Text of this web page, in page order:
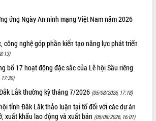
ứng Ngày An ninh mạng Việt Nam năm 2026
công nghệ góp phần kiến tạo năng lực phát triển
bố 17 hoạt động đặc sắc của Lễ hội Sầu riêng
Lắk thường kỳ tháng 7/2026 (05/08/2026, 17:18)
tỉnh Đắk Lắk thảo luận tại tổ đối với các dự án
xuất khẩu lao động và xuất bản (05/08/2026, 16:01)